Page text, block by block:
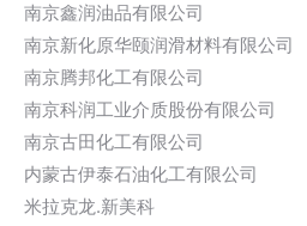
南京鑫润油品有限公司
南京新化原华颐润滑材料有限公司
南京腾邦化工有限公司
南京科润工业介质股份有限公司
南京古田化工有限公司
内蒙古伊泰石油化工有限公司
米拉克龙.新美科